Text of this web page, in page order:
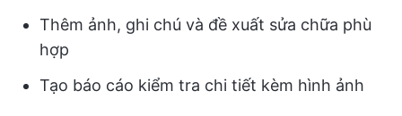
Thêm ảnh, ghi chú và đề xuất sửa chữa phù
hợp
Tạo báo cáo kiểm tra chi tiết kèm hình ảnh